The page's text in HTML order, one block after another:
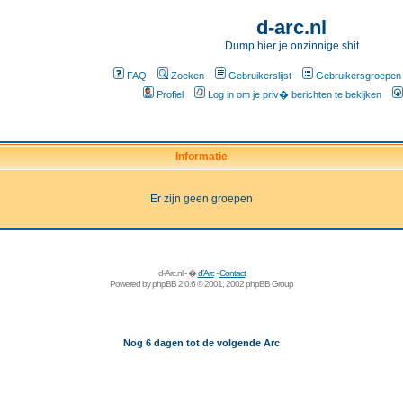
d-arc.nl
Dump hier je onzinnige shit
FAQ Zoeken Gebruikerslijst Gebruikersgroepen
Profiel
Log in om je priv� berichten te bekijken
Informatie
Er zijn geen groepen
d-Arc.nl - �d'Arc-Contact
Powered byphpBB2.0.6 © 2001, 2002 phpBB Group
Nog 6 dagen tot de volgende Arc